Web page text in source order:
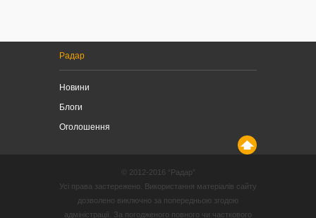
Радар
Новини
Блоги
Оголошення
© 2012-2016 “Радар”
Усі права застережено. Використання матеріалів сайту
дозволено виключно за попередньою згодою
адміністрації. За погодженого повного чи часткового